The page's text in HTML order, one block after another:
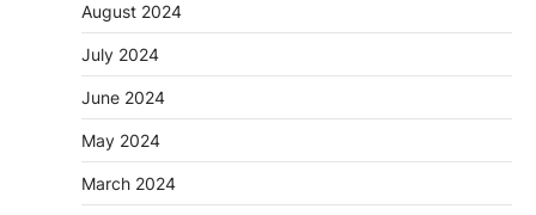
August 2024
July 2024
June 2024
May 2024
March 2024